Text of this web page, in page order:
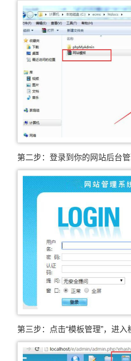
第二步：登录到你的网站后台管
第三步：点击“模板管理”，进入